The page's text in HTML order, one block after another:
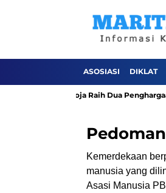
ASOSIASI DIKLAT
TPK Koja Raih Dua
Kemerdekaan
manusia yang
Asasi Manusia